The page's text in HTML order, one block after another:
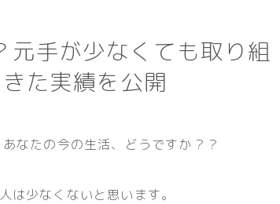
手が少なくても取り組
た実績を公開
なたの今の生活、どうですか？？
は少なくないと思います。